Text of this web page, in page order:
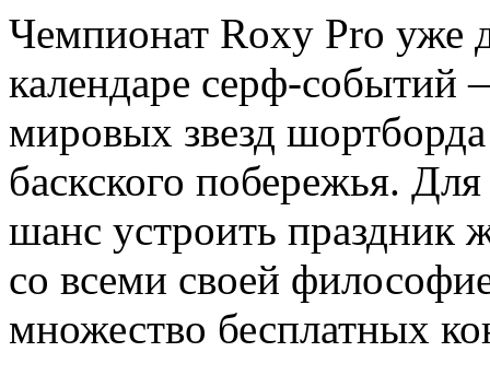
Чемпионат Roxy Pro уже
календаре серф-событий
мировых звезд
баскского побережья.
шанс устроить праздник
со всеми своей
множество бесплатных